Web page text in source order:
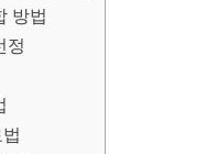
방법
정